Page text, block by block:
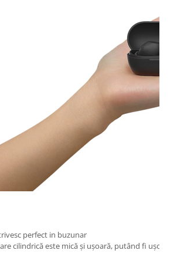
perfect in buzunar
cilindrică este mică și ușoară, putând fi ușor